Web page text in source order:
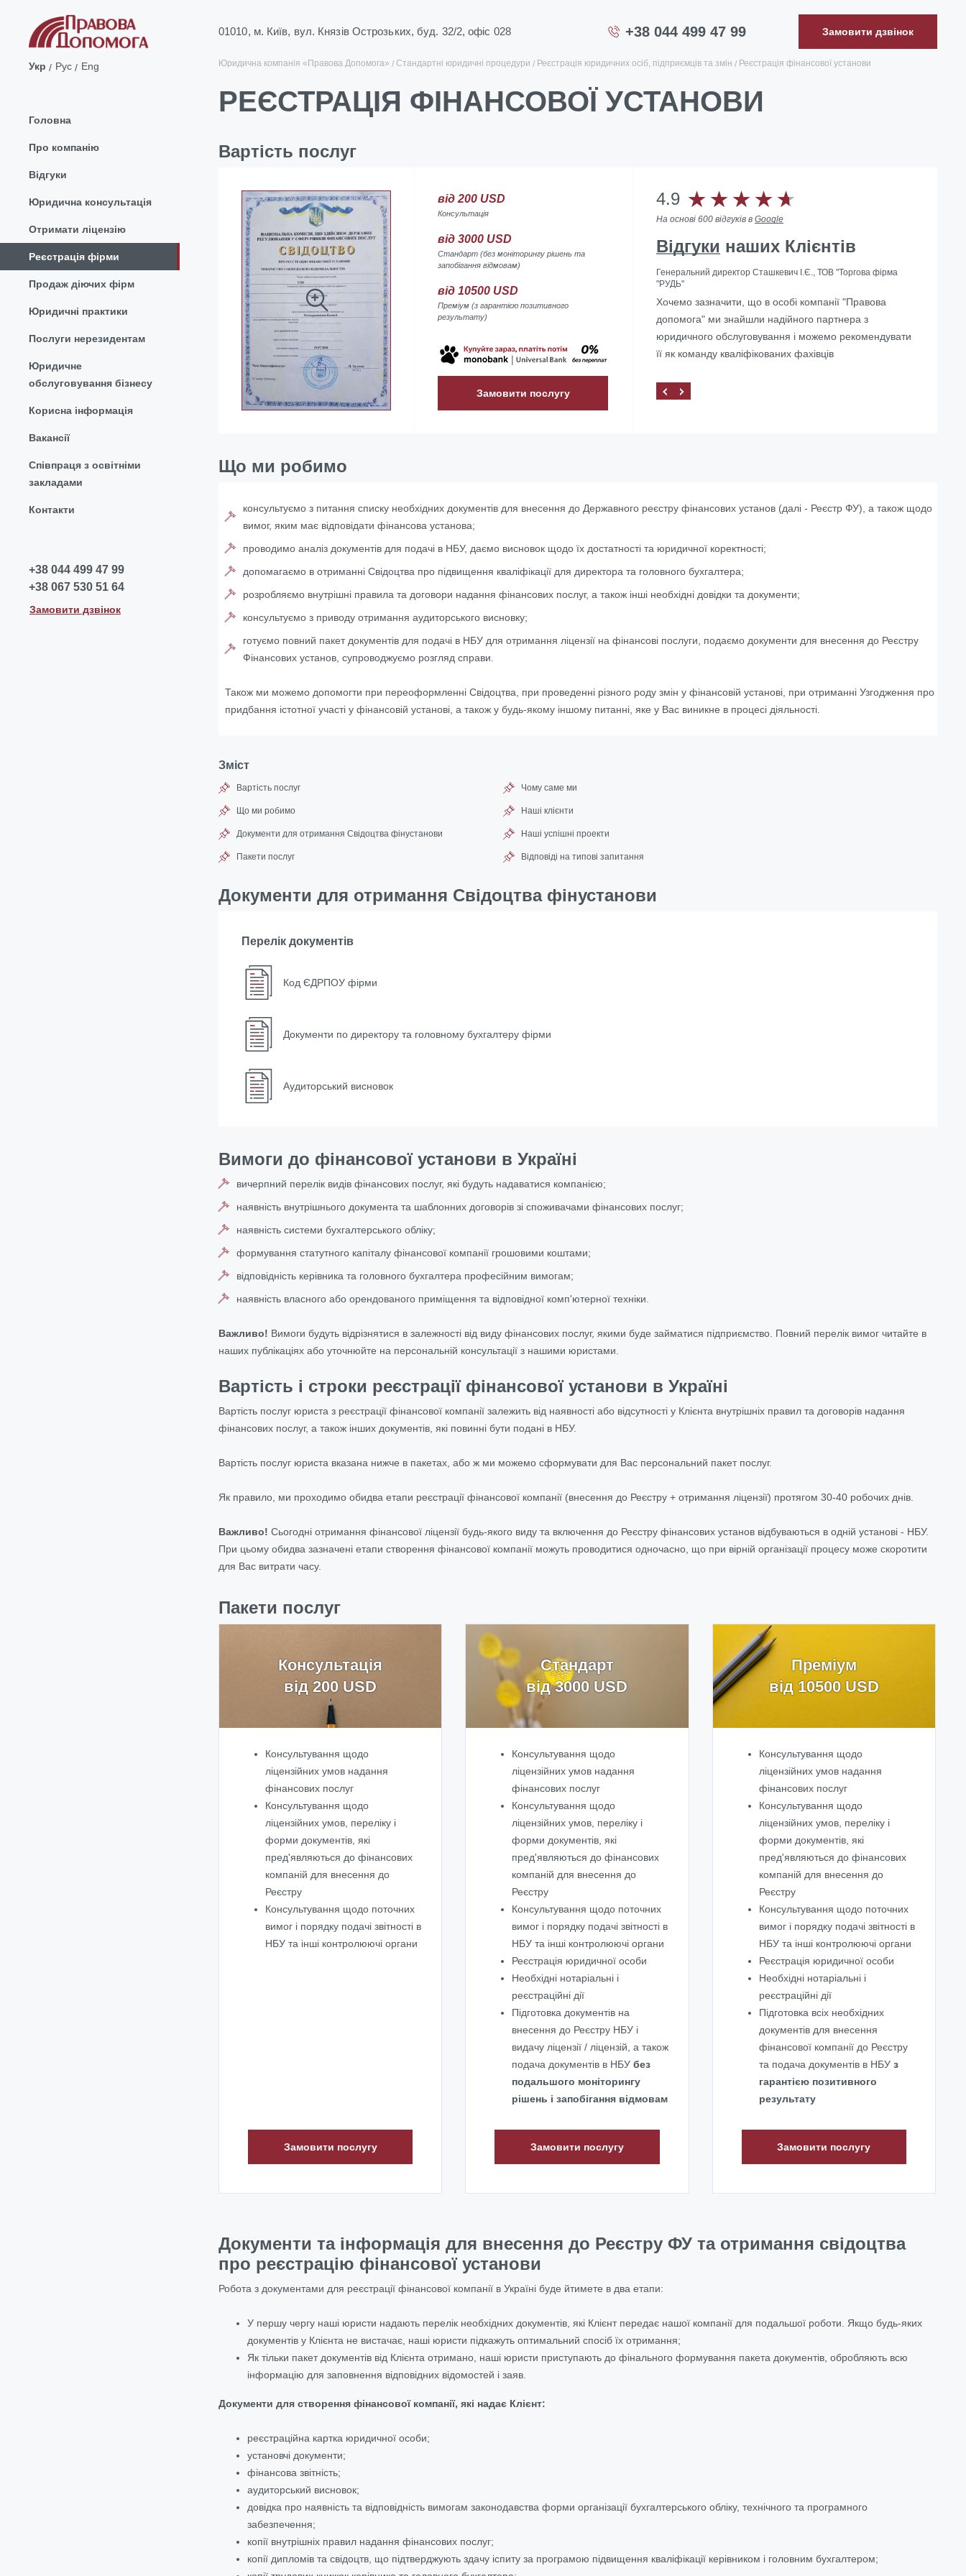
01010, м. Київ, вул. Князів Острозьких, буд. 32/2, офіс 028 +38 044 499 47 99 Замовити дзвінок
Укр Рус Eng
Головна
Про компанію
Відгуки
Юридична консультація
Отримати ліцензію
Реєстрація фірми
Продаж діючих фірм
Юридичні практики
Послуги нерезидентам
Юридичне
обслуговування бізнесу
Корисна інформація
Вакансії
Співпраця з освітніми
закладами
Контакти
+38 044 499 47 99
+38 067 530 51 64
Замовити дзвінок
Юридична компанія «Правова Допомога» Стандартні юридичні процедури Реєстрація юридичних осіб, підприємців та змін Реєстрація фінансової установи
РЕЄСТРАЦІЯ ФІНАНСОВОЇ УСТАНОВИ
Вартість послуг
вiд 200 USD
Консультація
вiд 3000 USD
Стандарт (без моніторингу рішень та
запобігання відмовам)
від 10500 USD
Преміум (з гарантією позитивного
результату)
Замовити послугу
4.9
На основі 600 відгуків в Google
Відгуки наших Клієнтів
Генеральний директор Сташкевич І.Є., ТОВ "Торгова фірма
"РУДЬ"
Хочемо зазначити, що в особі компанії "Правова
допомога" ми знайшли надійного партнера з
юридичного обслуговування і можемо рекомендувати
її як команду кваліфікованих фахівців
Допомогли з ліквідацією іноземного представництва в
Україні
Що ми робимо
консультуємо з питання списку необхідних документів для внесення до Державного реєстру фінансових установ (далі - Реєстр ФУ), а також щодо
вимог, яким має відповідати фінансова установа;
проводимо аналіз документів для подачі в НБУ, даємо висновок щодо їх достатності та юридичної коректності;
допомагаємо в отриманні Свідоцтва про підвищення кваліфікації для директора та головного бухгалтера;
розробляємо внутрішні правила та договори надання фінансових послуг, а також інші необхідні довідки та документи;
консультуємо з приводу отримання аудиторського висновку;
готуємо повний пакет документів для подачі в НБУ для отримання ліцензії на фінансові послуги, подаємо документи для внесення до Реєстру
Фінансових установ, супроводжуємо розгляд справи.
Також ми можемо допомогти при переоформленні Свідоцтва, при проведенні різного роду змін у фінансовій установі, при отриманні Узгодження про
придбання істотної участі у фінансовій установі, а також у будь-якому іншому питанні, яке у Вас виникне в процесі діяльності
Зміст
Вартість послуг
Що ми робимо
Документи для отримання Свідоцтва фінустанови
Пакети послуг
Чому саме ми
Наші клієнти
Наші успішні проекти
Відповіді на типові запитання
Документи для отримання Свідоцтва фінустанови
Перелік документів
Код ЄДРПОУ фірми
Документи по директору та головному бухгалтеру фірми
Аудиторський висновок
Вимоги до фінансової установи в Україні
вичерпний перелік видів фінансових послуг, які будуть надаватися компанією;
наявність внутрішнього документа та шаблонних договорів зі споживачами фінансових послуг;
наявність системи бухгалтерського обліку;
формування статутного капіталу фінансової компанії грошовими коштами;
відповідність керівника та головного бухгалтера професійним вимогам;
наявність власного або орендованого приміщення та відповідної комп'ютерної техніки.
Важливо! Вимоги будуть відрізнятися в залежності від виду фінансових послуг, якими буде займатися підприємство. Повний перелік вимог читайте в
наших публікаціях або уточнюйте на персональній консультації з нашими юристами.
Вартість і строки реєстрації фінансової установи в Україні
Вартість послуг юриста з реєстрації фінансової компанії залежить від наявності або відсутності у Клієнта внутрішніх правил та договорів надання
фінансових послуг, а також інших документів, які повинні бути подані в НБУ.
Вартість послуг юриста вказана нижче в пакетах, або ж ми можемо сформувати для Вас персональний пакет послуг.
Як правило, ми проходимо обидва етапи реєстрації фінансової компанії (внесення до Реєстру + отримання ліцензії) протягом 30-40 робочих днів
Важливо! Сьогодні отримання фінансової ліцензії будь-якого виду та включення до Реєстру фінансових установ відбуваються в одній установі - НБУ.
При цьому обидва зазначені етапи створення фінансової компанії можуть проводитися одночасно, що при вірній організації процесу може скоротити
для Вас витрати часу.
Пакети послуг
Консультація
від 200 USD
Консультування щодо
ліцензійних умов надання
фінансових послуг
Консультування щодо
ліцензійних умов, переліку і
форми документів, які
пред'являються до фінансових
компаній для внесення до
Реєстру
Консультування щодо поточних
вимог і порядку подачі звітності в
НБУ та інші контролюючі органи
Замовити послугу
Стандарт
від 3000 USD
Консультування щодо
ліцензійних умов надання
фінансових послуг
Консультування щодо
ліцензійних умов, переліку і
форми документів, які
пред'являються до фінансових
компаній для внесення до
Реєстру
Консультування щодо поточних
вимог і порядку подачі звітності в
НБУ та інші контролюючі органи
Реєстрація юридичної особи
Необхідні нотаріальні і
реєстраційні дії
Підготовка документів на
внесення до Реєстру НБУ і
видачу ліцензії / ліцензій, а також
подача документів в НБУбез
подальшого моніторингу
рішень і запобігання відмовам
Замовити послугу
Преміум
від 10500 USD
Консультування щодо
ліцензійних умов надання
фінансових послуг
Консультування щодо
ліцензійних умов, переліку і
форми документів, які
пред'являються до фінансових
компаній для внесення до
Реєстру
Консультування щодо поточних
вимог і порядку подачі звітності в
НБУ та інші контролюючі органи
Реєстрація юридичної особи
Необхідні нотаріальні і
реєстраційні дії
Підготовка всіх необхідних
документів для внесення
фінансової компанії до Реєстру
та подача документів в НБУ з
гарантією позитивного
результату
Замовити послугу
Документи та інформація для внесення до Реєстру ФУ та отримання свідоцтва
про реєстрацію фінансової установи
Робота з документами для реєстрації фінансової компанії в Україні буде йтимете в два етапи:
У першу чергу наші юристи надають перелік необхідних документів, які Клієнт передає нашої компанії для подальшої роботи. Якщо будь-яких
документів у Клієнта не вистачає, наші юристи підкажуть оптимальний спосіб їх отримання;
Як тільки пакет документів від Клієнта отримано, наші юристи приступають до фінального формування пакета документів, обробляють всю
інформацію для заповнення відповідних відомостей і заяв.
Документи для створення фінансової компанії, які надає Клієнт:
реєстраційна картка юридичної особи;
установчі документи;
фінансова звітність;
аудиторський висновок;
довідка про наявність та відповідність вимогам законодавства форми організації бухгалтерського обліку, технічного та програмного
забезпечення;
копії внутрішніх правил надання фінансових послуг;
копії дипломів та свідоцтв, що підтверджують здачу іспиту за програмою підвищення кваліфікації керівником і головним бухгалтером;